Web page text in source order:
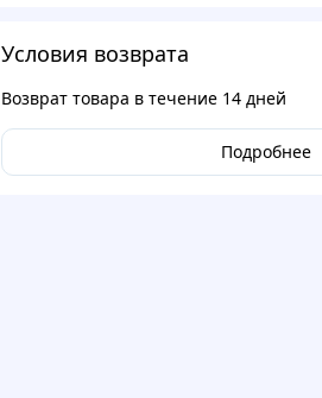
Условия возврата
Возврат товара в течение 14 дней
Подробнее